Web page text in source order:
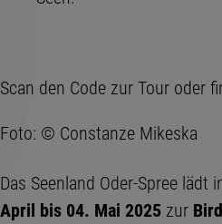
Scan den Code zur Tour oder
Foto: © Constanze Mikeska
Das Seenland Oder-Spree lädt
April bis 04. Mai 2025 zur